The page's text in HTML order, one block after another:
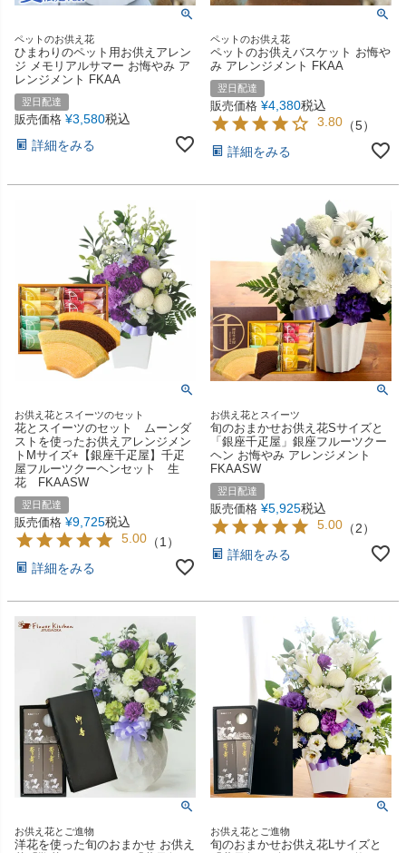
ペットのお供え花
ひまわりのペット用お供えアレン
ジ メモリアルサマー お悔やみ ア
レンジメント FKAA
翌日配達
販売価格 ¥3,580税込
詳細をみる
ペットのお供え花
ペットのお供えバスケット お悔や
み アレンジメント FKAA
翌日配達
販売価格 ¥4,380税込
3.80 （5）
詳細をみる
お供え花とスイーツのセット
花とスイーツのセット ムーンダ
ストを使ったお供えアレンジメン
トMサイズ+【銀座千疋屋】千疋
屋フルーツクーヘンセット 生
花 FKAASW
翌日配達
販売価格 ¥9,725税込
5.00 （1 ）
詳細をみる
お供え花とスイーツ
旬のおまかせお供え花Sサイズと
「銀座千疋屋」銀座フルーツクー
ヘン お悔やみ アレンジメント
FKAASW
翌日配達
販売価格 ¥5,925税込
5.00 （2）
詳細をみる
お供え花とご進物
洋花を使った旬のおまかせ お供え
お供え花とご進物
旬のおまかせお供え花Lサイズと